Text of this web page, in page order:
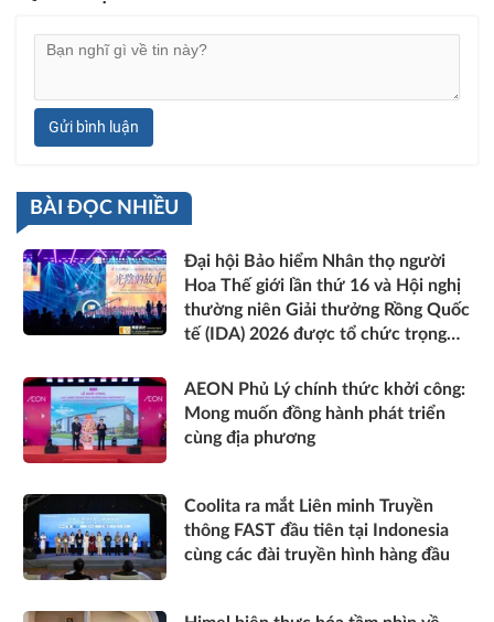
Gửi bình luận
BÀI ĐỌC NHIỀU
Đại hội Bảo hiểm Nhân thọ người
Hoa Thế giới lần thứ 16 và Hội nghị
thường niên Giải thưởng Rồng Quốc
tế (IDA) 2026 được tổ chức trọng
AEON Phủ Lý chính thức khởi công:
Mong muốn đồng hành phát triển
cùng địa phương
Coolita ra mắt Liên minh Truyền
thông FAST đầu tiên tại Indonesia
cùng các đài truyền hình hàng đầu